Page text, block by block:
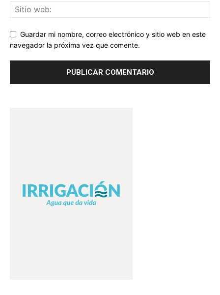
Guardar mi nombre, correo electrónico y sitio web en este
navegador la próxima vez que comente.